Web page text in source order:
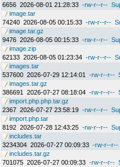
6656 2026-08-01 21:28:33 -rw-r--r--
image.tar
74240 2026-08-05 00:15:33 -rw-r--r--
image.tar.gz
9476 2026-08-05 00:15:33 -rw-r--r--
image.zip
62133 2026-08-05 01:23:34 -rw-r--r--
images.tar
537600 2026-07-29 12:14:01 -rw-r--r--
images.tar.gz
386691
2026-07-27 08:18:04 -rw-r--r--
import.php.php.tar.gz
2367 2026-07-27 23:58:19 -rw-r--r--
import.php.tar
8192 2026-07-28 12:43:25 -rw-r--r--
includes.tar
3234304 2026-07-27 00:09:33 -rw-r--r--
includes.tar.gz
701075 2026-07-27 00:09:33 -rw-r--r--